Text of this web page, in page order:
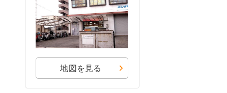
地図を見る